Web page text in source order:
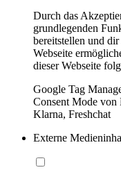
Durch das
grundlegenden
bereitstellen und
Webseite
dieser Webseite
Google Tag
Consent Mode von
Klarna, Freshchat
Externe